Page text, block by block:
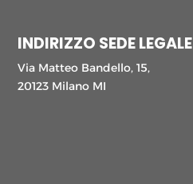
INDIRIZZO SEDE LEGALE
Via Matteo Bandello, 15,
20123 Milano MI